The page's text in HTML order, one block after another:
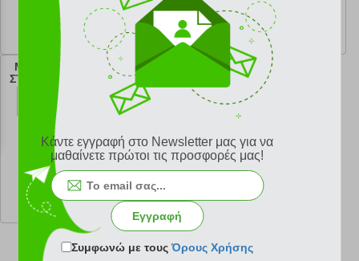
κωδ. 108201958
12.51 €
Ελάχιστη 30 ημερών 13.90 €
Προτεινόμενη λιανική 13.90 €
108177584
22.49 €
Ελάχιστη 30 ημερών 24.99 €
Προτεινόμενη λιανική 24.99 €
ΜΟΡΦΕΣ ΥΛΗΣ ΑΤΟΜΑ ΚΑΙ
ΣΤΟΙΧΕΙΑ ΚΥΤΤΑΡΑ ΓΟΝΙΔΙΑ
κωδ.108162407
7.92 €
Ελάχιστη 30 ημερών 8.80 €
Προτεινόμενη λιανική 8.80 €
Κάντε εγγραφή στο Newsletter μας για να
μαθαίνετε πρώτοι τις προσφορές μας!
Εγγραφή
Συμφωνώ με τουςΌρους Χρήσης